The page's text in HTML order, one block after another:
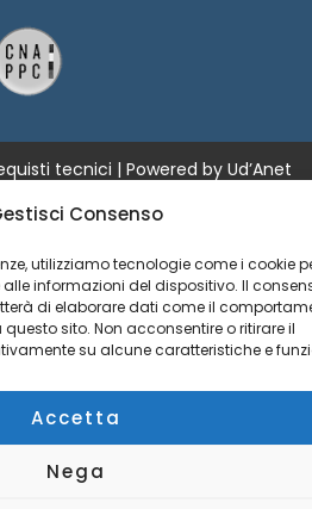
Consenso
utilizziamo tecnologie come i cookie
informazioni del dispositivo. Il
di elaborare dati come il
sito. Non acconsentire o ritirare il
su alcune caratteristiche e
Accetta
Nega
e
b
o
o
m
tecnici | Powered by Ud’Anet